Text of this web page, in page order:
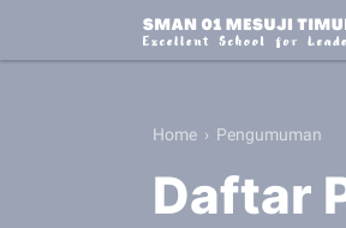
Home › Pengumuman
Daftar